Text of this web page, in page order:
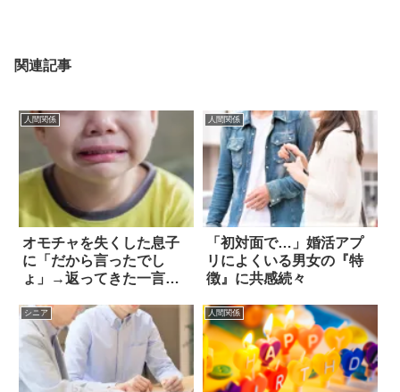
関連記事
人間関係
オモチャを失くした息子
に「だから言ったでし
ょ」→返ってきた一言に
人間関係
「初対面で…」婚活アプ
リによくいる男女の『特
徴』に共感続々
シニア 人間関係